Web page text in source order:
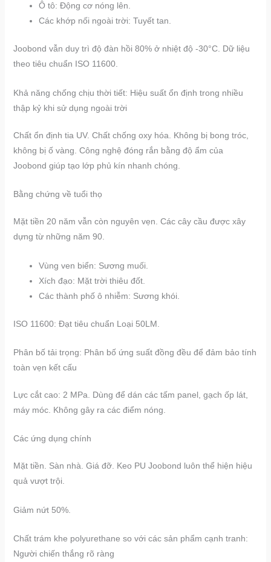
Ô tô: Động cơ nóng lên.
Các khớp nối ngoài trời: Tuyết tan.
Joobond vẫn duy trì độ đàn hồi 80% ở nhiệt độ -30°C. Dữ liệu
theo tiêu chuẩn ISO 11600.
Khả năng chống chịu thời tiết: Hiệu suất ổn định trong nhiều
thập kỷ khi sử dụng ngoài trời
Chất ổn định tia UV. Chất chống oxy hóa. Không bị bong tróc,
không bị ố vàng. Công nghệ đóng rắn bằng độ ẩm của
Joobond giúp tạo lớp phủ kín nhanh chóng.
Bằng chứng về tuổi thọ
Mặt tiền 20 năm vẫn còn nguyên vẹn. Các cây cầu được xây
dựng từ những năm 90.
Vùng ven biển: Sương muối.
Xích đạo: Mặt trời thiêu đốt.
Các thành phố ô nhiễm: Sương khói.
ISO 11600: Đạt tiêu chuẩn Loại 50LM.
Phân bố tải trọng: Phân bố ứng suất đồng đều để đảm bảo tính
toàn vẹn kết cấu
Lực cắt cao: 2 MPa. Dùng để dán các tấm panel, gạch ốp lát,
máy móc. Không gây ra các điểm nóng.
Các ứng dụng chính
Mặt tiền. Sàn nhà. Giá đỡ. Keo PU Joobond luôn thể hiện hiệu
quả vượt trội.
Giảm nứt 50%.
Chất trám khe polyurethane so với các sản phẩm cạnh tranh:
Người chiến thắng rõ ràng